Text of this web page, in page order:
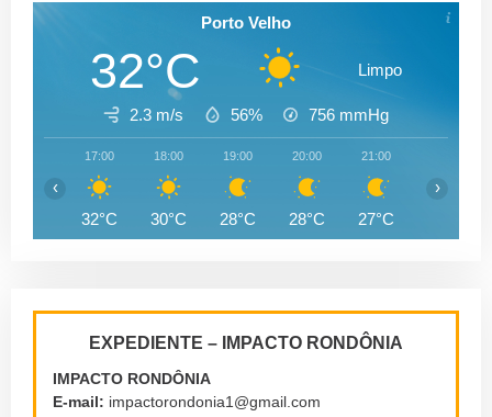
Porto Velho
32°C Limpo
2.3 m/s 56% 756 mmHg
17:00
32°C
18:00
30°C
19:00
28°C
20:00
28°C
21:00
27°C
‹ ›
EXPEDIENTE – IMPACTO RONDÔNIA
IMPACTO RONDÔNIA
E-mail: impactorondonia1@gmail.com